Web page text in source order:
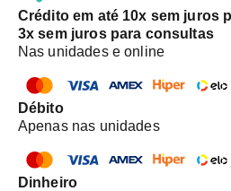
Crédito em até 10x sem juros
3x sem juros para consultas
Nas unidades e online
Débito
Apenas nas unidades
Dinheiro